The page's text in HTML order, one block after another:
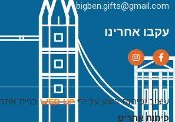
bigben.gifts@gmail.com
עקבו אחרינו
עיצוב ופיתוח בוצע על ידי בניית
פיתוח אתרים